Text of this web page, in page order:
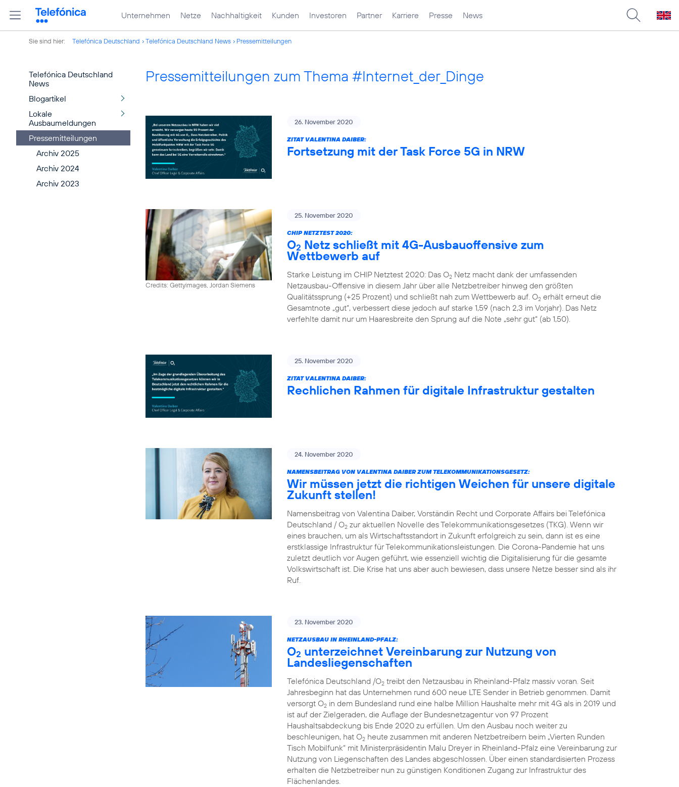
Unternehmen Netze Nachhaltigkeit Kunden Investoren Partner Karriere Presse News
Sie sind hier: Telefónica Deutschland Telefónica Deutschland News Pressemitteilungen
Telefónica Deutschland
News
Blogartikel
Lokale
Ausbaumeldungen
Pressemitteilungen
Archiv 2025
Archiv 2024
Archiv 2023
Pressemitteilungen zum Thema #Internet_der_Dinge
26. November 2020
ZITAT VALENTINA DAIBER:
Fortsetzung mit der Task Force 5G in NRW
Credits: Gettyimages, Jordan Siemens
25. November 2020
CHIP NETZTEST 2020:
O2 Netz schließt mit 4G-Ausbauoffensive zum
Wettbewerb auf
Starke Leistung im CHIP Netztest 2020: Das O2 Netz macht dank der umfassenden
Netzausbau-Offensive in diesem Jahr über alle Netzbetreiber hinweg den größten
Qualitätssprung (+25 Prozent) und schließt nah zum Wettbewerb auf. O2 erhält erneut die
Gesamtnote „gut“, verbessert diese jedoch auf starke 1,59 (nach 2,3 im Vorjahr). Das Netz
verfehlte damit nur um Haaresbreite den Sprung auf die Note „sehr gut“ (ab 1,50).
25. November 2020
ZITAT VALENTINA DAIBER:
Rechlichen Rahmen für digitale Infrastruktur gestalten
24. November 2020
NAMENSBEITRAG VON VALENTINA DAIBER ZUM TELEKOMMUNIKATIONSGESETZ:
Wir müssen jetzt die richtigen Weichen für unsere digitale
Zukunft stellen!
Namensbeitrag von Valentina Daiber, Vorständin Recht und Corporate Affairs bei Telefónica
Deutschland / O2 zur aktuellen Novelle des Telekommunikationsgesetzes (TKG). Wenn wir
eines brauchen, um als Wirtschaftsstandort in Zukunft erfolgreich zu sein, dann ist es eine
erstklassige Infrastruktur für Telekommunikationsleistungen. Die Corona-Pandemie hat uns
zuletzt deutlich vor Augen geführt, wie essenziell wichtig die Digitalisierung für die gesamte
Volkswirtschaft ist. Die Krise hat uns aber auch bewiesen, dass unsere Netze besser sind als ihr
Ruf.
23. November 2020
NETZAUSBAU IN RHEINLAND-PFALZ:
O2 unterzeichnet Vereinbarung zur Nutzung von
Landesliegenschaften
Telefónica Deutschland /O2 treibt den Netzausbau in Rheinland-Pfalz massiv voran. Seit
Jahresbeginn hat das Unternehmen rund 600 neue LTE Sender in Betrieb genommen. Damit
versorgt O2 in dem Bundesland rund eine halbe Million Haushalte mehr mit 4G als in 2019 und
ist auf der Zielgeraden, die Auflage der Bundesnetzagentur von 97 Prozent
Haushaltsabdeckung bis Ende 2020 zu erfüllen. Um den Ausbau noch weiter zu
beschleunigen, hat O2 heute zusammen mit anderen Netzbetreibern beim „Vierten Runden
Tisch Mobilfunk“ mit Ministerpräsidentin Malu Dreyer in Rheinland-Pfalz eine Vereinbarung zur
Nutzung von Liegenschaften des Landes abgeschlossen. Über einen standardisierten Prozess
erhalten die Netzbetreiber nun zu günstigen Konditionen Zugang zur Infrastruktur des
Flächenlandes.